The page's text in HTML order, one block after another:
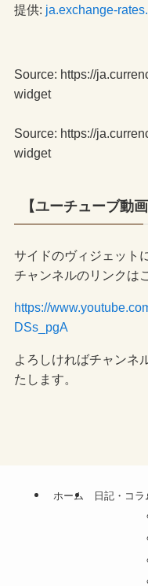
提供: ja.exchange-
Source: https://
widget
Source: https://
widget
【ユーチューブ動
サイドのヴィジェット
チャンネルのリンクは
https://
DSs_pgA
よろしければチャンネ
たします。
ホーム 日記・コラ